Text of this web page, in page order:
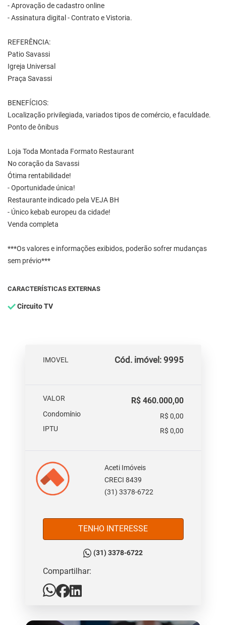
- Aprovação de cadastro online
- Assinatura digital - Contrato e Vistoria.
REFERÊNCIA:
Patio Savassi
Igreja Universal
Praça Savassi
BENEFÍCIOS:
Localização privilegiada, variados tipos de comércio, e faculdade.
Ponto de ônibus
Loja Toda Montada Formato Restaurant
No coração da Savassi
Ótima rentabilidade!
- Oportunidade única!
Restaurante indicado pela VEJA BH
- Único kebab europeu da cidade!
Venda completa
***Os valores e informações exibidos, poderão sofrer mudanças
sem prévio***
CARACTERÍSTICAS EXTERNAS
Circuito TV
IMOVEL Cód. imóvel: 9995
VALOR R$ 460.000,00
Condomínio
R$ 0,00
IPTU
R$ 0,00
Aceti Imóveis
CRECI 8439
(31) 3378-6722
TENHO INTERESSE
(31) 3378-6722
Compartilhar: